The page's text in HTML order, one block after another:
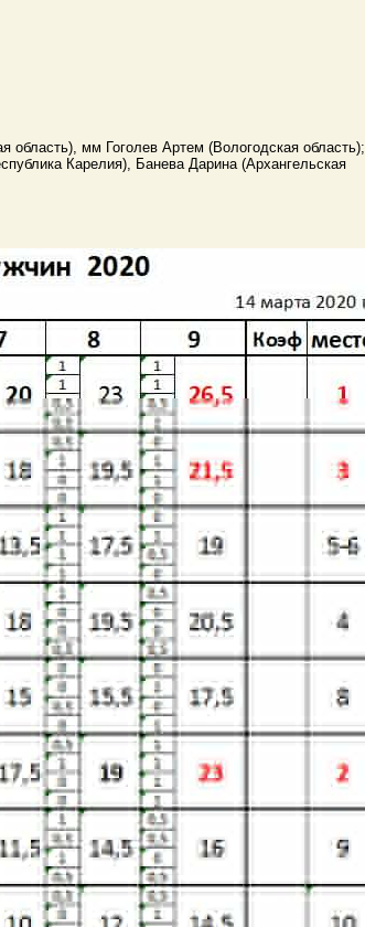
область), мм Гоголев Артем (Вологодская область);
Карелия), Банева Дарина (Архангельская